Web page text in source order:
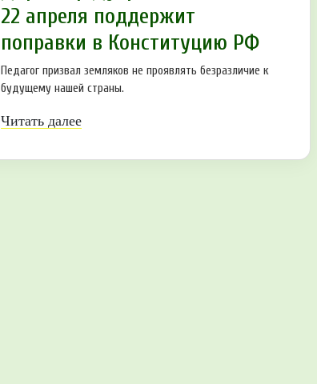
22 апреля поддержит
поправки в Конституцию РФ
Педагог призвал земляков не проявлять безразличие к
будущему нашей страны.
Читать далее